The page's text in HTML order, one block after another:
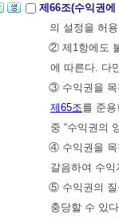
제66조(수익권
의 설정을 허
② 제1항에도
에 따른다. 다
③ 수익권을 목
제65조를 준
중 “수익권의
④ 수익권을 목
갈음하여 수
⑤ 수익권의 질
충당할 수 있